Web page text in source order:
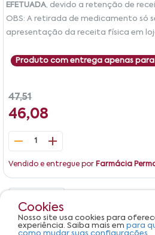
EFETUADA, devido a retenção de
OBS: A retirada de medicamento só
apresentação da receita física em
Produto com entrega apenas
47,51
46,08
1
Vendido e entregue por Farmácia
Produto não apresenta
Cookies
Nosso site usa cookies para
experiência. Saiba mais em para